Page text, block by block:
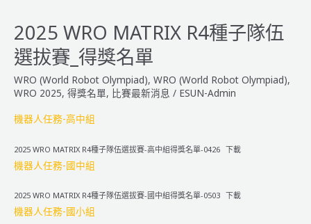
奧
林
匹
機
人
賽
臺
市
校
2025 WRO MATRIX R4種子隊伍
選拔賽_得獎名單
WRO (World Robot Olympiad), WRO (World Robot Olympiad),
WRO 2025, 得獎名單, 比賽最新消息 / ESUN-Admin
機器人任務-高中組
2025 WRO MATRIX R4種子隊伍選拔賽-高中組得獎名單-0426 下載
機器人任務-國中組
2025 WRO MATRIX R4種子隊伍選拔賽-國中組得獎名單-0503 下載
機器人任務-國小組